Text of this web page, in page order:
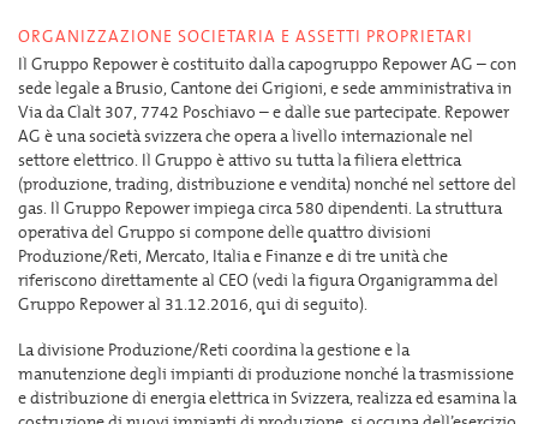
ORGANIZZAZIONE SOCIETARIA E ASSETTI PROPRIETARI
Il Gruppo Repower è costituito dalla capogruppo Repower AG – con
sede legale a Brusio, Cantone dei Grigioni, e sede amministrativa in
Via da Clalt 307, 7742 Poschiavo – e dalle sue partecipate. Repower
AG è una società svizzera che opera a livello internazionale nel
settore elettrico. Il Gruppo è attivo su tutta la filiera elettrica
(produzione, trading, distribuzione e vendita) nonché nel settore del
gas. Il Gruppo Repower impiega circa 580 dipendenti. La struttura
operativa del Gruppo si compone delle quattro divisioni
Produzione/Reti, Mercato, Italia e Finanze e di tre unità che
riferiscono direttamente al CEO (vedi la figura Organigramma del
Gruppo Repower al 31.12.2016, qui di seguito).
La divisione Produzione/Reti coordina la gestione e la
manutenzione degli impianti di produzione nonché la trasmissione
e distribuzione di energia elettrica in Svizzera, realizza ed esamina la